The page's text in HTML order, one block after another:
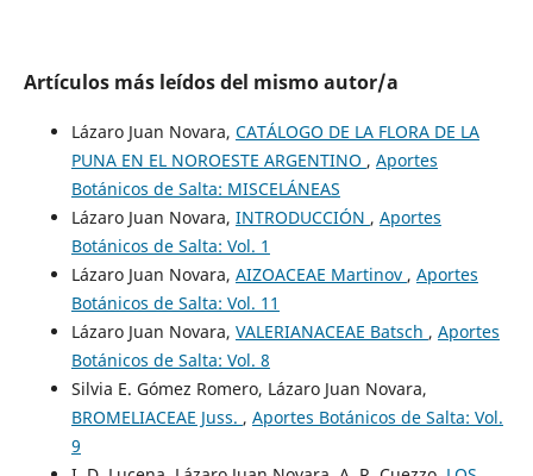
Artículos más leídos del mismo autor/a
Lázaro Juan Novara, CATÁLOGO DE LA FLORA DE LA
PUNA EN EL NOROESTE ARGENTINO , Aportes
Botánicos de Salta: MISCELÁNEAS
Lázaro Juan Novara, INTRODUCCIÓN , Aportes
Botánicos de Salta: Vol. 1
Lázaro Juan Novara, AIZOACEAE Martinov , Aportes
Botánicos de Salta: Vol. 11
Lázaro Juan Novara, VALERIANACEAE Batsch , Aportes
Botánicos de Salta: Vol. 8
Silvia E. Gómez Romero, Lázaro Juan Novara,
BROMELIACEAE Juss. , Aportes Botánicos de Salta: Vol.
9